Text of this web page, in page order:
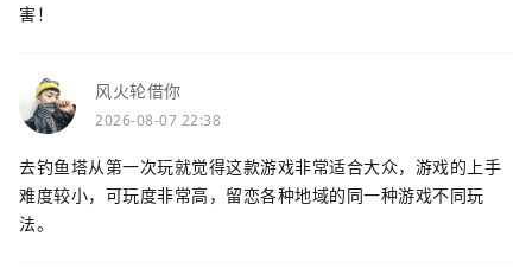
害！
风火轮借你
2026-08-07 22:38
去钓鱼塔从第一次玩就觉得这款游戏非常适合大众，游戏的上手
难度较小，可玩度非常高，留恋各种地域的同一种游戏不同玩
法。